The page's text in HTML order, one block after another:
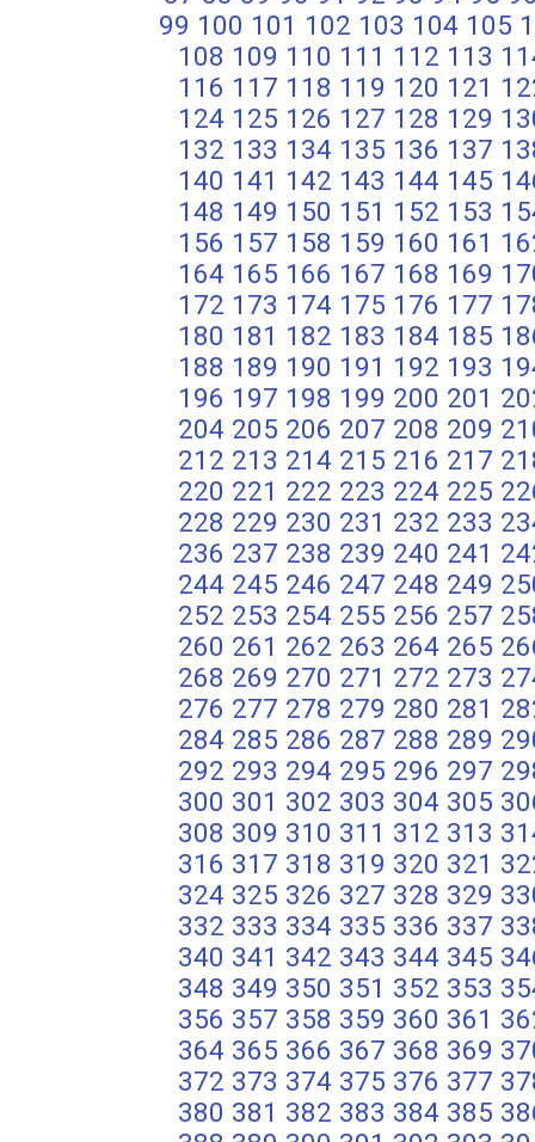
99 100 101 102 103 104 105
108 109 110 111 112 113
116 117 118 119 120 121
124 125 126 127 128 129
132 133 134 135 136 137
140 141 142 143 144 145
148 149 150 151 152 153
156 157 158 159 160 161
164 165 166 167 168 169
172 173 174 175 176 177
180 181 182 183 184 185
188 189 190 191 192 193
196 197 198 199 200 201
204 205 206 207 208 209
212 213 214 215 216 217
220 221 222 223 224 225
228 229 230 231 232 233
236 237 238 239 240 241
244 245 246 247 248 249
252 253 254 255 256 257
260 261 262 263 264 265
268 269 270 271 272 273
276 277 278 279 280 281
284 285 286 287 288 289
292 293 294 295 296 297
300 301 302 303 304 305
308 309 310 311 312 313
316 317 318 319 320 321
324 325 326 327 328 329
332 333 334 335 336 337
340 341 342 343 344 345
348 349 350 351 352 353
356 357 358 359 360 361
364 365 366 367 368 369
372 373 374 375 376 377
380 381 382 383 384 385